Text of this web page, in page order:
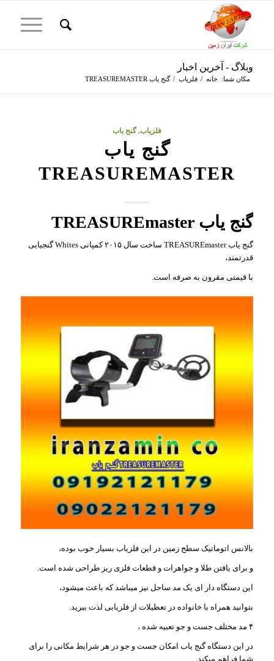
وبلاگ - آخرین اخبار
مکان شما: خانه / فلزیاب / گنج یاب TREASUREMASTER
فلزیاب,گنج یاب
گنج یاب
TREASUREMASTER
گنج یاب TREASUREmaster
گنج یاب TREASUREmaster ساخت سال ۲۰۱۵ کمپانی Whites گنجیابی
قدرتمند،
با قیمتی مقرون به صرفه است.
بالانس اتوماتیک سطح زمین در این فلزیاب بسیار خوب بوده،
و برای یافتن طلا و جواهرات و قطعات فلزی ریز طراحی شده است.
این دستگاه دار ای یک مد ساحل نیز میباشد که باعث میشود،
بتوانید همراه با خانواده در تعطیلات از فلزیابی لذت ببرید.
۴ مد مختلف جست و جو تعبیه شده ،
در این دستگاه گنج یاب امکان جست و جو در هر شرایط مکانی را برای
شما فراهم میکند.